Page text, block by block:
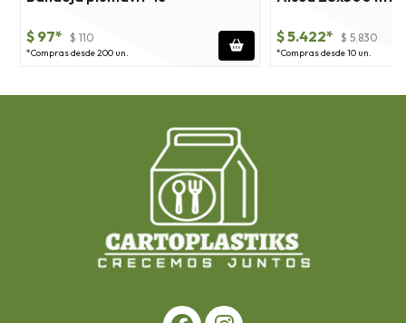
$ 97* $ 110
*Compras desde 200 un.
$ 5.422* $ 5.830
*Compras desde 10 un.